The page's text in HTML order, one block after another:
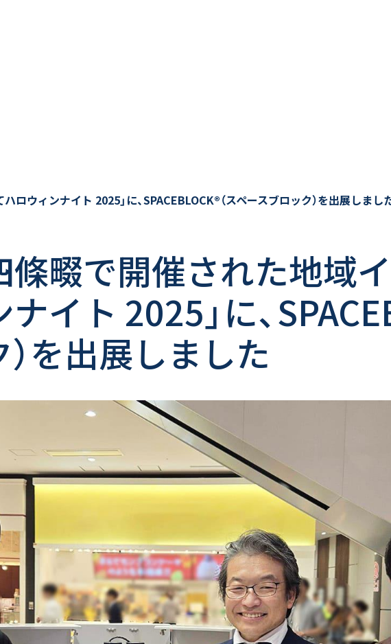
ウィンナイト 2025」に、SPACEBLOCK®（スペースブロック）を出展しまし
畷で開催された地域
イト 2025」に、
を出展しました